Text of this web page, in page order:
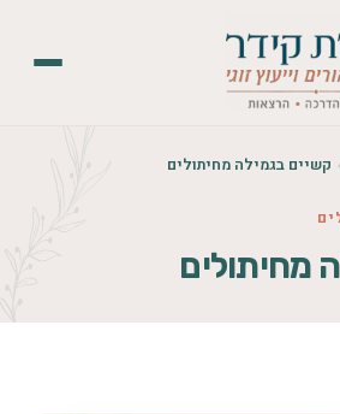
קשיים בגמילה מחיתולים
מחיתולים